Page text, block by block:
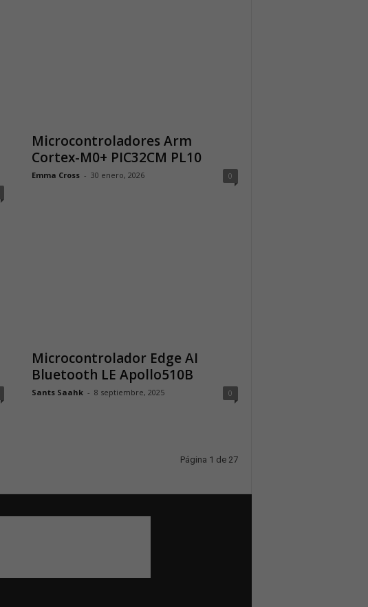
Microcontroladores Arm
Cortex-M0+ PIC32CM PL10
Emma Cross - 30 enero, 2026 0
Microcontrolador Edge AI
Bluetooth LE Apollo510B
Sants Saahk - 8 septiembre, 2025 0
Página 1 de 27